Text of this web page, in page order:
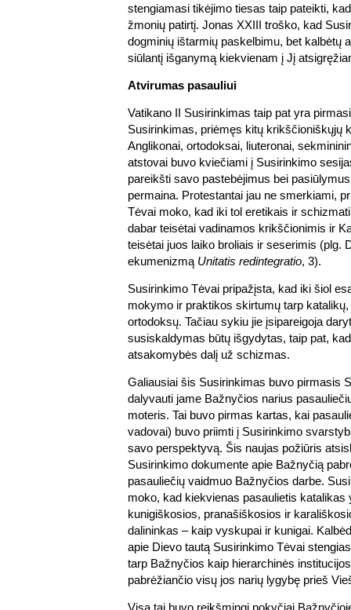
stengiamasi tikėjimo tiesas taip pateikti,
žmonių patirtį. Jonas XXIII troško, kad
dogminių ištarmių paskelbimu, bet kalbėtų
siūlantį išganymą kiekvienam į Jį
Atvirumas pasauliui
Vatikano II Susirinkimas taip pat yra
Susirinkimas, priėmęs kitų krikščioniškųjų
Anglikonai, ortodoksai, liuteronai,
atstovai buvo kviečiami į Susirinkimo
pareikšti savo pastebėjimus bei
permaina. Protestantai jau ne smerkiami,
Tėvai moko, kad iki tol eretikais ir
dabar teisėtai vadinamos krikščionimis ir
teisėtai juos laiko broliais ir seserimis (plg.
ekumenizmą Unitatis redintegratio, 3).
Susirinkimo Tėvai pripažįsta, kad iki šiol
mokymo ir praktikos skirtumų tarp
ortodoksų. Tačiau sykiu jie įsipareigoja
susiskaldymas būtų išgydytas, taip pat,
atsakomybės dalį už schizmas.
Galiausiai šis Susirinkimas buvo pirmasis
dalyvauti jame Bažnyčios narius
moteris. Tai buvo pirmas kartas, kai
vadovai) buvo priimti į Susirinkimo
savo perspektyvą. Šis naujas požiūris
Susirinkimo dokumente apie Bažnyčią
pasauliečių vaidmuo Bažnyčios darbe.
moko, kad kiekvienas pasaulietis katalikas
kunigiškosios, pranašiškosios ir
dalininkas – kaip vyskupai ir kunigai.
apie Dievo tautą Susirinkimo Tėvai
tarp Bažnyčios kaip hierarchinės
pabrėžiančio visų jos narių lygybę prieš
Visa tai buvo reikšmingi pokyčiai